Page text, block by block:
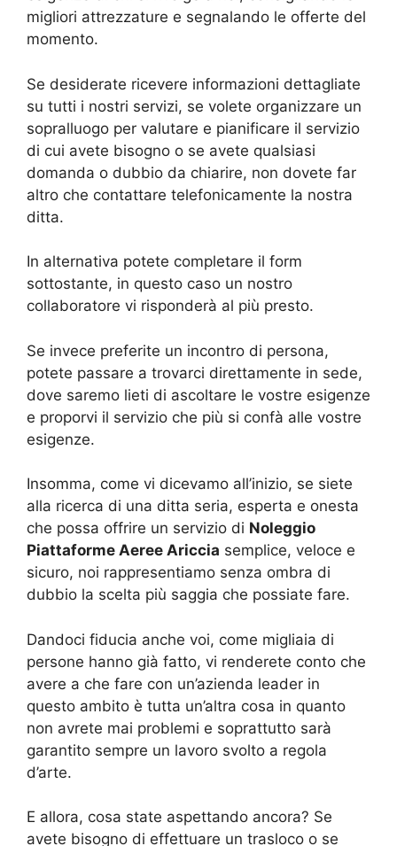
migliori attrezzature e segnalando le offerte del
momento.
Se desiderate ricevere informazioni dettagliate
su tutti i nostri servizi, se volete organizzare un
sopralluogo per valutare e pianificare il servizio
di cui avete bisogno o se avete qualsiasi
domanda o dubbio da chiarire, non dovete far
altro che contattare telefonicamente la nostra
ditta.
In alternativa potete completare il form
sottostante, in questo caso un nostro
collaboratore vi risponderà al più presto.
Se invece preferite un incontro di persona,
potete passare a trovarci direttamente in sede,
dove saremo lieti di ascoltare le vostre esigenze
e proporvi il servizio che più si confà alle vostre
esigenze.
Insomma, come vi dicevamo all’inizio, se siete
alla ricerca di una ditta seria, esperta e onesta
che possa offrire un servizio di Noleggio
Piattaforme Aeree Ariccia semplice, veloce e
sicuro, noi rappresentiamo senza ombra di
dubbio la scelta più saggia che possiate fare.
Dandoci fiducia anche voi, come migliaia di
persone hanno già fatto, vi renderete conto che
avere a che fare con un’azienda leader in
questo ambito è tutta un’altra cosa in quanto
non avrete mai problemi e soprattutto sarà
garantito sempre un lavoro svolto a regola
d’arte.
E allora, cosa state aspettando ancora? Se
avete bisogno di effettuare un trasloco o se